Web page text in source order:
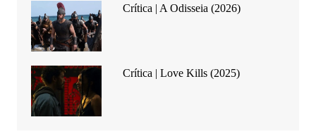
Crítica | A Odisseia (2026)
Crítica | Love Kills (2025)